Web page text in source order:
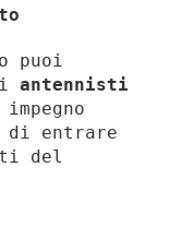
puoi
antennisti
di entrare
del